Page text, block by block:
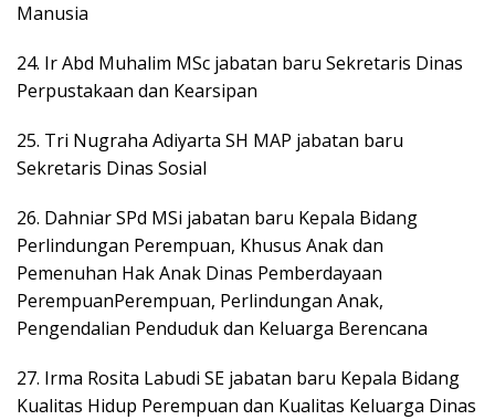
Manusia
24. Ir Abd Muhalim MSc jabatan baru Sekretaris Dinas
Perpustakaan dan Kearsipan
25. Tri Nugraha Adiyarta SH MAP jabatan baru
Sekretaris Dinas Sosial
26. Dahniar SPd MSi jabatan baru Kepala Bidang
Perlindungan Perempuan, Khusus Anak dan
Pemenuhan Hak Anak Dinas Pemberdayaan
PerempuanPerempuan, Perlindungan Anak,
Pengendalian Penduduk dan Keluarga Berencana
27. Irma Rosita Labudi SE jabatan baru Kepala Bidang
Kualitas Hidup Perempuan dan Kualitas Keluarga Dinas